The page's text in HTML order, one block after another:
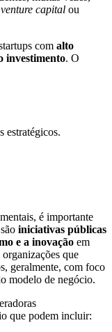
venture capital ou
com alto
investimento. O
estratégicos.
é importante
iniciativas públicas
e a inovação em
que
geralmente, com foco
modelo de negócio.
que podem incluir: